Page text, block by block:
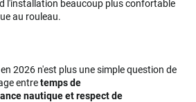
l'installation beaucoup plus confortable
au rouleau.
2026 n'est plus une simple question de
entretemps de
nautique et respect de